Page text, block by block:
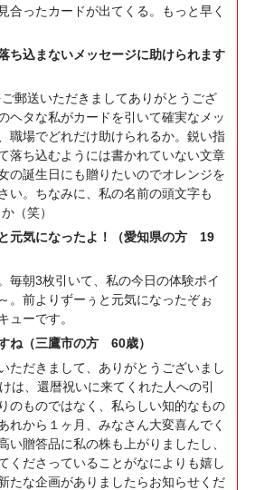
合ったカードが出てくる。もっと早く
ち込まないメッセージに助けられます
郵送いただきましてありがとうござ
ヘタな私がカードを引いて確実なメッ
職場でどれだけ助けられるか。鋭い指
落ち込むようには書かれていない文章
の誕生日にも贈りたいのでオレンジを
い。ちなみに、私の名前の頭文字も
（笑）
元気になったよ！（愛知県の方 19
朝3枚引いて、私の今日の体験ポイ
。前よりずーぅと元気になったぞぉ
ューです。
ね（三鷹市の方 60歳）
ただきまして、ありがとうございまし
は、還暦祝いに来てくれた人への引
のものではなく、私らしい知的なもの
れから１ヶ月、みなさん大変喜んでく
い贈答品に私の株も上がりましたし、
くださっていることがなによりも嬉し
たな企画がありましたらお知らせくだ